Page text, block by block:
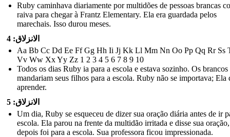
Ruby caminhava diariamente por multidões de pessoas brancas
raiva para chegar à Frantz Elementary. Ela era guardada pelos
marechais. Isso durou meses.
الانزلاق: 4
Aa Bb Cc Dd Ee Ff Gg Hh Ii Jj Kk Ll Mm Nn ​​Oo Pp Qq Rr Ss
Vv Ww Xx Yy Zz 1 2 3 4 5 6 7 8 9 10
Todos os dias Ruby ia para a escola e estava sozinho. Os brancos
mandariam seus filhos para a escola. Ruby não se importava; Ela
aprender.
الانزلاق: 5
Um dia, Ruby se esqueceu de dizer sua oração diária antes de ir
escola. Ela parou na frente da multidão irritada e disse sua oração,
depois foi para a escola. Sua professora ficou impressionada.